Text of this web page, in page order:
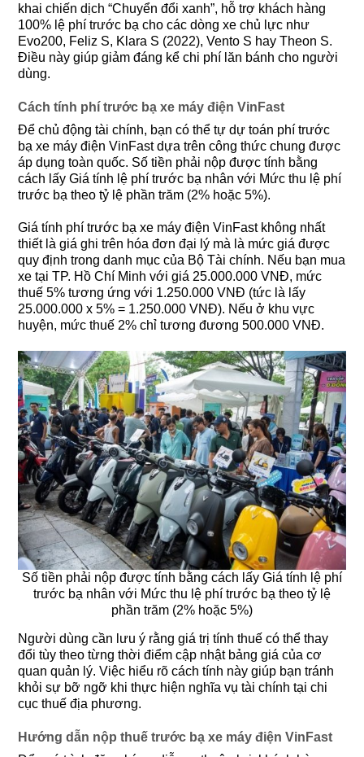
khai chiến dịch “Chuyển đổi xanh”, hỗ trợ khách hàng
100% lệ phí trước bạ cho các dòng xe chủ lực như
Evo200, Feliz S, Klara S (2022), Vento S hay Theon S.
Điều này giúp giảm đáng kể chi phí lăn bánh cho người
dùng.
Cách tính phí trước bạ xe máy điện VinFast
Để chủ động tài chính, bạn có thể tự dự toán phí trước
bạ xe máy điện VinFast dựa trên công thức chung được
áp dụng toàn quốc. Số tiền phải nộp được tính bằng
cách lấy Giá tính lệ phí trước bạ nhân với Mức thu lệ phí
trước bạ theo tỷ lệ phần trăm (2% hoặc 5%).
Giá tính phí trước bạ xe máy điện VinFast không nhất
thiết là giá ghi trên hóa đơn đại lý mà là mức giá được
quy định trong danh mục của Bộ Tài chính. Nếu bạn mua
xe tại TP. Hồ Chí Minh với giá 25.000.000 VNĐ, mức
thuế 5% tương ứng với 1.250.000 VNĐ (tức là lấy
25.000.000 x 5% = 1.250.000 VNĐ). Nếu ở khu vực
huyện, mức thuế 2% chỉ tương đương 500.000 VNĐ.
Số tiền phải nộp được tính bằng cách lấy Giá tính lệ phí
trước bạ nhân với Mức thu lệ phí trước bạ theo tỷ lệ
phần trăm (2% hoặc 5%)
Người dùng cần lưu ý rằng giá trị tính thuế có thể thay
đổi tùy theo từng thời điểm cập nhật bảng giá của cơ
quan quản lý. Việc hiểu rõ cách tính này giúp bạn tránh
khỏi sự bỡ ngỡ khi thực hiện nghĩa vụ tài chính tại chi
cục thuế địa phương.
Hướng dẫn nộp thuế trước bạ xe máy điện VinFast